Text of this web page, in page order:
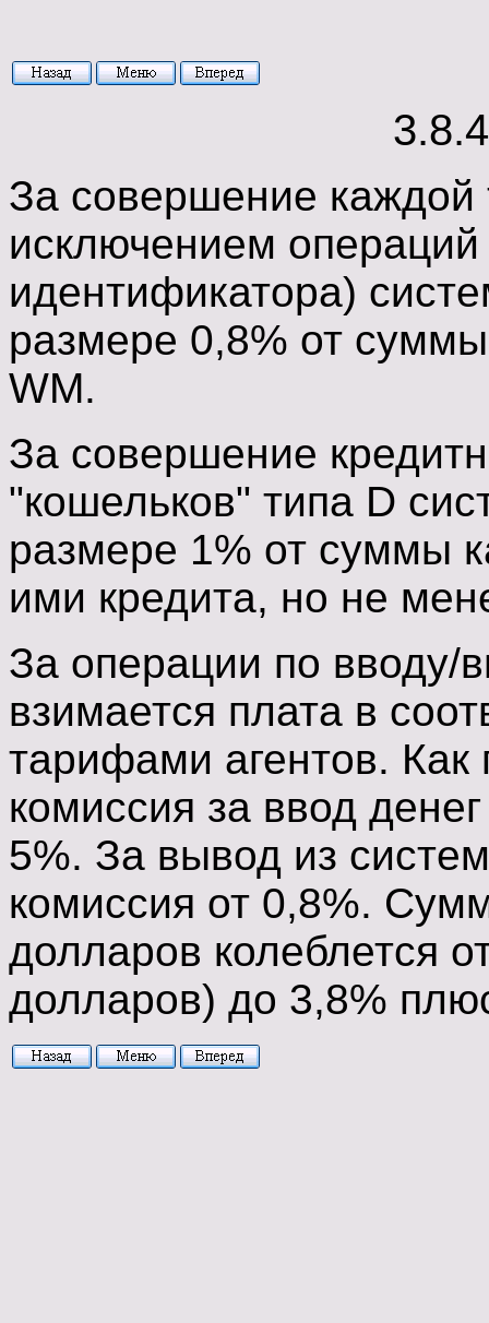
За совершение каждой
исключением
идентификатора)
размере 0,8% от
WM.
За совершение
"кошельков" типа D
размере 1% от суммы
ими кредита, но не
За операции по вводу/
взимается плата в
тарифами агентов.
комиссия за ввод
5%. За вывод из
комиссия от 0,8%.
долларов колеблется
долларов) до 3,8%